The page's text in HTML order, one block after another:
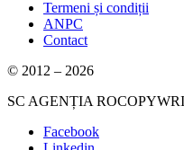
Termeni și condiții
ANPC
Contact
© 2012 – 2026
SC AGENȚIA
Facebook